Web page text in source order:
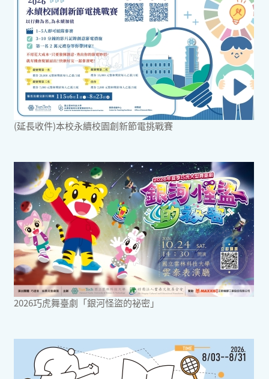
(延長收件)本校永續校園創新節電挑戰賽
2026巧虎舞臺劇「銀河怪盜的祕密」